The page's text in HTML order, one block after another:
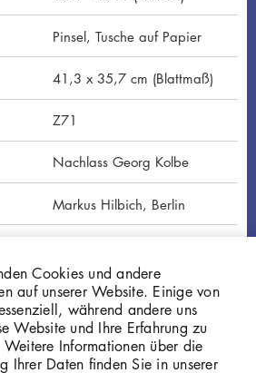
Pinsel, Tusche auf Papier
41,3 x 35,7 cm (Blattmaß)
Z71
Nachlass Georg Kolbe
Markus Hilbich, Berlin
Cookies und andere
auf unserer Website. Einige von
während andere uns
Website und Ihre Erfahrung zu
Weitere Informationen über die
Ihrer Daten finden Sie in unserer